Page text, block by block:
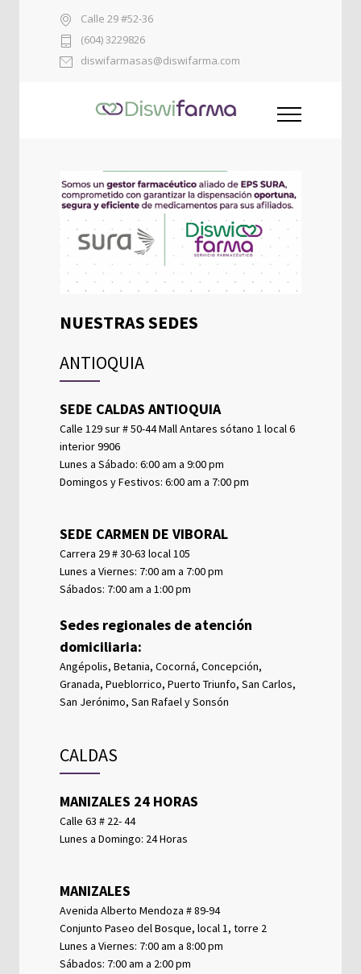
Calle 29 #52-36
(604) 3229826
diswifarmasas@diswifarma.com
NUESTRAS SEDES
ANTIOQUIA
SEDE CALDAS ANTIOQUIA
Calle 129 sur # 50-44 Mall Antares sótano 1 local 6
interior 9906
Lunes a Sábado: 6:00 am a 9:00 pm
Domingos y Festivos: 6:00 am a 7:00 pm
SEDE CARMEN DE VIBORAL
Carrera 29 # 30-63 local 105
Lunes a Viernes: 7:00 am a 7:00 pm
Sábados: 7:00 am a 1:00 pm
Sedes regionales de atención
domiciliaria:
Angépolis, Betania, Cocorná, Concepción,
Granada, Pueblorrico, Puerto Triunfo, San Carlos,
San Jerónimo, San Rafael y Sonsón
CALDAS
MANIZALES 24 HORAS
Calle 63 # 22- 44
Lunes a Domingo: 24 Horas
MANIZALES
Avenida Alberto Mendoza # 89-94
Conjunto Paseo del Bosque, local 1, torre 2
Lunes a Viernes: 7:00 am a 8:00 pm
Sábados: 7:00 am a 2:00 pm